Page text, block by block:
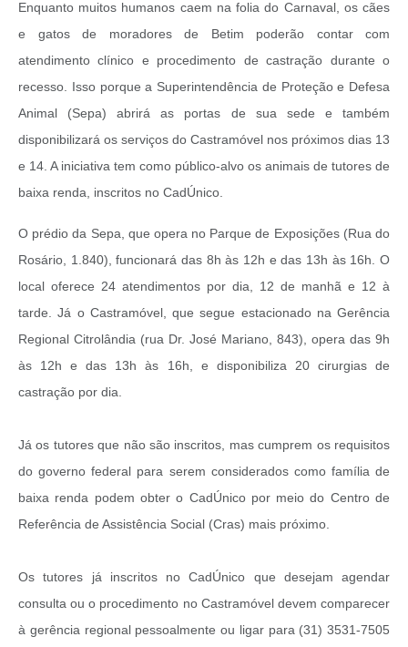
Enquanto muitos humanos caem na folia do Carnaval, os cães
e gatos de moradores de Betim poderão contar com
atendimento clínico e procedimento de castração durante o
recesso. Isso porque a Superintendência de Proteção e Defesa
Animal (Sepa) abrirá as portas de sua sede e também
disponibilizará os serviços do Castramóvel nos próximos dias 13
e 14. A iniciativa tem como público-alvo os animais de tutores de
baixa renda, inscritos no CadÚnico.
O prédio da Sepa, que opera no Parque de Exposições (Rua do
Rosário, 1.840), funcionará das 8h às 12h e das 13h às 16h. O
local oferece 24 atendimentos por dia, 12 de manhã e 12 à
tarde. Já o Castramóvel, que segue estacionado na Gerência
Regional Citrolândia (rua Dr. José Mariano, 843), opera das 9h
às 12h e das 13h às 16h, e disponibiliza 20 cirurgias de
castração por dia.
Já os tutores que não são inscritos, mas cumprem os requisitos
do governo federal para serem considerados como família de
baixa renda podem obter o CadÚnico por meio do Centro de
Referência de Assistência Social (Cras) mais próximo.
Os tutores já inscritos no CadÚnico que desejam agendar
consulta ou o procedimento no Castramóvel devem comparecer
à gerência regional pessoalmente ou ligar para (31) 3531-7505